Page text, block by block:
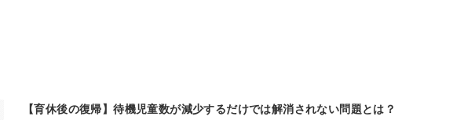
【育休後の復帰】待機児童数が減少するだけでは解消されない問題とは？